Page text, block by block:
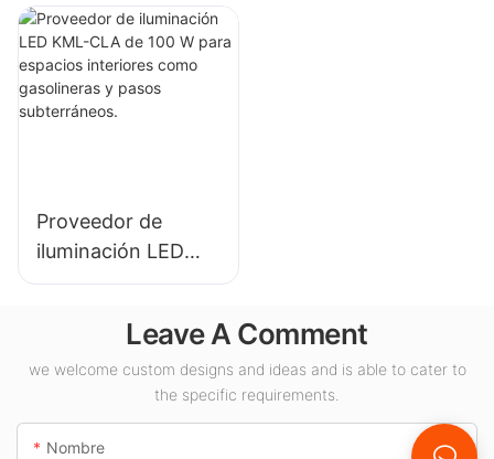
gran altura para
plantas
industriales,
almacenes y otras
Proveedor de
iluminación LED
KML-CLA de 100 W
interiores como
gasolineras y pasos
subterráneos.
Leave A Comment
we welcome custom designs and ideas and is able to cater to
the specific requirements.
Nombre